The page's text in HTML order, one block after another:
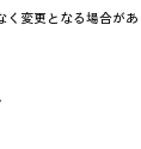
変更となる場合があ